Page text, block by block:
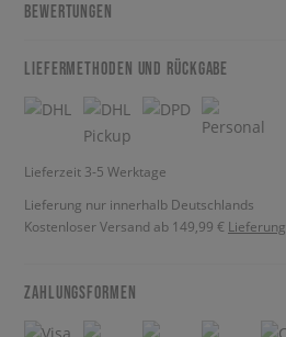
BEWERTUNGEN
LIEFERMETHODEN UND RÜCKGABE
Lieferzeit 3-5 Werktage
Lieferung nur innerhalb Deutschlands
Kostenloser Versand ab 149,99 € Lieferung
ZAHLUNGSFORMEN